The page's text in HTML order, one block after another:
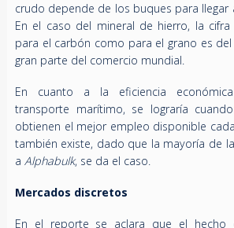
crudo depende de los buques para llegar
En el caso del mineral de hierro, la
para el carbón como para el grano es del
gran parte del comercio mundial.
En cuanto a la eficiencia
transporte marítimo, se lograría
obtienen el mejor empleo disponible
también existe, dado que la mayoría de
a Alphabulk, se da el caso.
Mercados discretos
En el reporte se aclara que el hecho